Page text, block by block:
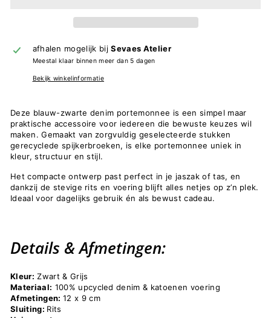
afhalen mogelijk bijSevaes Atelier
Meestal klaar binnen meer dan 5 dagen
Bekijk winkelinformatie
Deze blauw-zwarte denim portemonnee is een simpel maar
praktische accessoire voor iedereen die bewuste keuzes wil
maken. Gemaakt van zorgvuldig geselecteerde stukken
gerecyclede spijkerbroeken, is elke portemonnee uniek in
kleur, structuur en stijl.
Het compacte ontwerp past perfect in je jaszak of tas, en
dankzij de stevige rits en voering blijft alles netjes op z’n plek.
Ideaal voor dagelijks gebruik én als bewust cadeau.
Details & Afmetingen:
Kleur: Zwart & Grijs
Materiaal: 100% upcycled denim & katoenen voering
Afmetingen: 12 x 9 cm
Sluiting: Rits